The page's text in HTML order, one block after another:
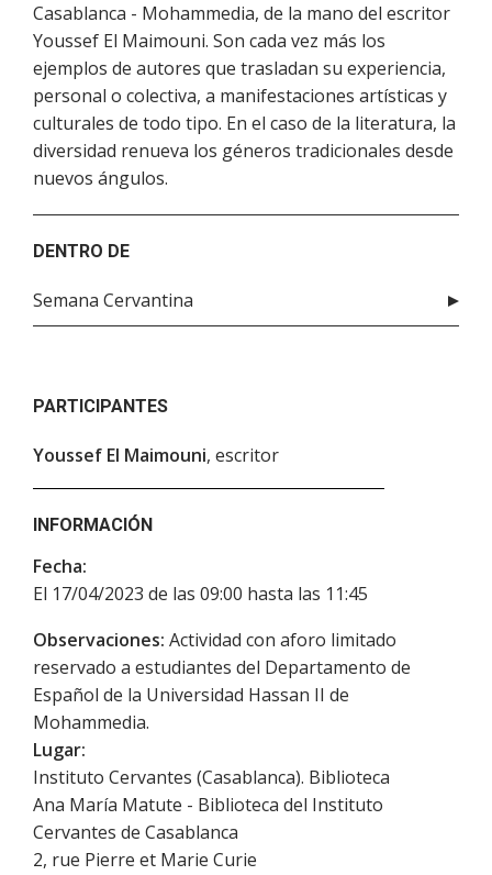
Casablanca - Mohammedia, de la mano del escritor
Youssef El Maimouni. Son cada vez más los
ejemplos de autores que trasladan su experiencia,
personal o colectiva, a manifestaciones artísticas y
culturales de todo tipo. En el caso de la literatura, la
diversidad renueva los géneros tradicionales desde
nuevos ángulos.
DENTRO DE
Semana Cervantina
PARTICIPANTES
Youssef El Maimouni, escritor
INFORMACIÓN
Fecha:
El 17/04/2023 de las 09:00 hasta las 11:45
Observaciones: Actividad con aforo limitado
reservado a estudiantes del Departamento de
Español de la Universidad Hassan II de
Mohammedia.
Lugar:
Instituto Cervantes (Casablanca). Biblioteca
Ana María Matute - Biblioteca del Instituto
Cervantes de Casablanca
2, rue Pierre et Marie Curie